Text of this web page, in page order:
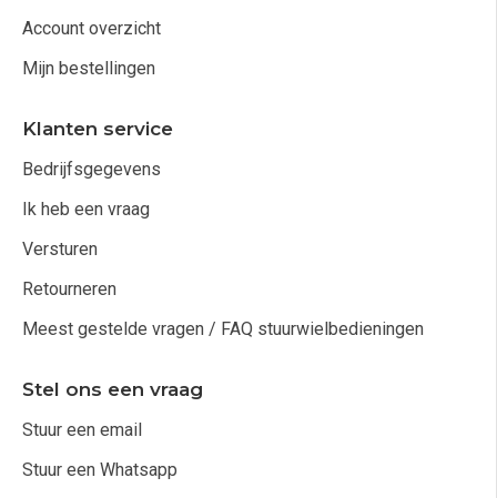
Account overzicht
Mijn bestellingen
Klanten service
Bedrijfsgegevens
Ik heb een vraag
Versturen
Retourneren
Meest gestelde vragen / FAQ stuurwielbedieningen
Stel ons een vraag
Stuur een email
Stuur een Whatsapp